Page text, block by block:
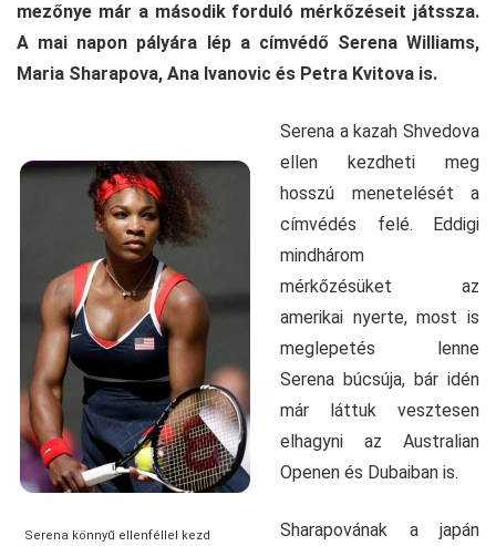
mezőnye már a második forduló mérkőzéseit játssza.
A mai napon pályára lép a címvédő Serena Williams,
Maria Sharapova, Ana Ivanovic és Petra Kvitova is.
Serena könnyű ellenféllel kezd
Serena a kazah Shvedova
ellen kezdheti meg
hosszú menetelését a
címvédés felé. Eddigi
mindhárom
mérkőzésüket az
amerikai nyerte, most is
meglepetés lenne
Serena búcsúja, bár idén
már láttuk vesztesen
elhagyni az Australian
Openen és Dubaiban is.
Sharapovának a japán